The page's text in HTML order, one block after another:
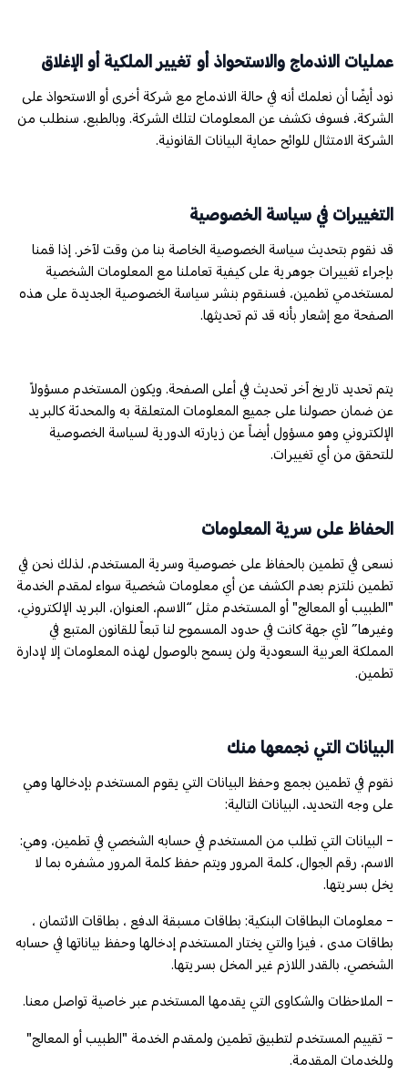
عمليات الاندماج والاستحواذ أو تغيير الملكية أو الإغلاق
نود أيضًا أن نعلمك أنه في حالة الاندماج مع شركة أخرى أو الاستحواذ على
الشركة، فسوف نكشف عن المعلومات لتلك الشركة. وبالطبع، سنطلب من
الشركة الامتثال للوائح حماية البيانات القانونية.
التغييرات في سياسة الخصوصية
قد نقوم بتحديث سياسة الخصوصية الخاصة بنا من وقت لآخر. إذا قمنا
بإجراء تغييرات جوهرية على كيفية تعاملنا مع المعلومات الشخصية
لمستخدمي تطمين، فسنقوم بنشر سياسة الخصوصية الجديدة على هذه
الصفحة مع إشعار بأنه قد تم تحديثها.
يتم تحديد تاريخ آخر تحديث في أعلى الصفحة. ويكون المستخدم مسؤولاً
عن ضمان حصولنا على جميع المعلومات المتعلقة به والمحدثة كالبريد
الإلكتروني وهو مسؤول أيضاً عن زيارته الدورية لسياسة الخصوصية
للتحقق من أي تغييرات.
الحفاظ على سرية المعلومات​
نسعى في تطمين بالحفاظ على خصوصية وسرية المستخدم، لذلك نحن في
تطمين نلتزم بعدم الكشف عن أي معلومات شخصية سواء لمقدم الخدمة
"الطبيب أو المعالج" أو المستخدم مثل “الاسم، العنوان، البريد الإلكتروني،
وغيرها” لأي جهة كانت في حدود المسموح لنا تبعاً للقانون المتبع في
المملكة العربية السعودية ولن يسمح بالوصول لهذه المعلومات إلا لإدارة
تطمين.
البيانات التي نجمعها منك
نقوم في تطمين بجمع وحفظ البيانات التي يقوم المستخدم بإدخالها وهي
على وجه التحديد، البيانات التالية:
- البيانات التي تطلب من المستخدم في حسابه الشخصي في تطمين، وهي:
الاسم، رقم الجوال، كلمة المرور ويتم حفظ كلمة المرور مشفره بما لا
يخل بسريتها.
- معلومات البطاقات البنكية: بطاقات مسبقة الدفع ، بطاقات الائتمان ،
بطاقات مدى ، فيزا والتي يختار المستخدم إدخالها وحفظ بياناتها في حسابه
الشخصي، بالقدر اللازم غير المخل بسريتها.
- الملاحظات والشكاوى التي يقدمها المستخدم عبر خاصية تواصل معنا.
- تقييم المستخدم لتطبيق تطمين ولمقدم الخدمة "الطبيب أو المعالج"
وللخدمات المقدمة.